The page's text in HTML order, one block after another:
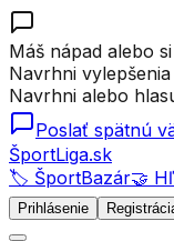
Máš nápad alebo
Navrhni
Navrhni alebo
Poslať spätnú
ŠportLiga.sk
🏷️ ŠportBazár🤝
Prihlásenie